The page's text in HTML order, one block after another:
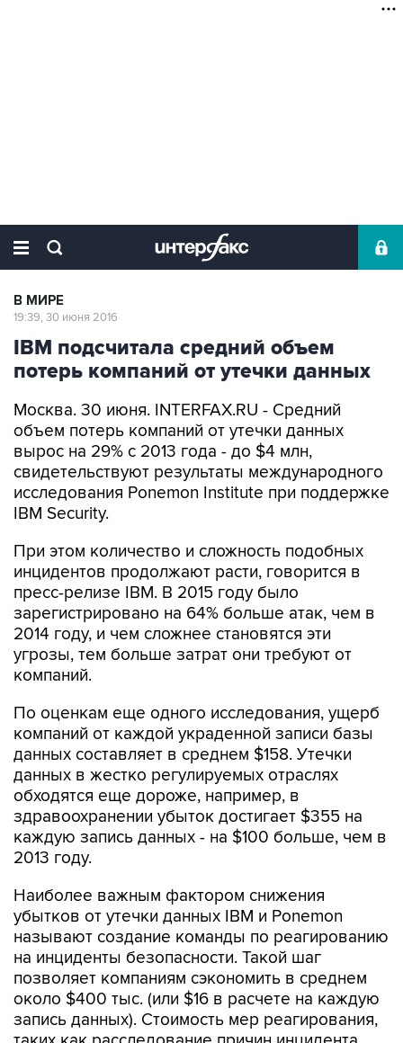
В МИРЕ
19:39, 30 июня 2016
IBM подсчитала средний объем
потерь компаний от утечки данных
Москва. 30 июня. INTERFAX.RU - Средний
объем потерь компаний от утечки данных
вырос на 29% с 2013 года - до $4 млн,
свидетельствуют результаты международного
исследования Ponemon Institute при поддержке
IBM Security.
При этом количество и сложность подобных
инцидентов продолжают расти, говорится в
пресс-релизе IBM. В 2015 году было
зарегистрировано на 64% больше атак, чем в
2014 году, и чем сложнее становятся эти
угрозы, тем больше затрат они требуют от
компаний.
По оценкам еще одного исследования, ущерб
компаний от каждой украденной записи базы
данных составляет в среднем $158. Утечки
данных в жестко регулируемых отраслях
обходятся еще дороже, например, в
здравоохранении убыток достигает $355 на
каждую запись данных - на $100 больше, чем в
2013 году.
Наиболее важным фактором снижения
убытков от утечки данных IBM и Ponemon
называют создание команды по реагированию
на инциденты безопасности. Такой шаг
позволяет компаниям сэкономить в среднем
около $400 тыс. (или $16 в расчете на каждую
запись данных). Стоимость мер реагирования,